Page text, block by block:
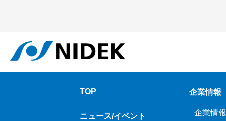
TOP
ニュース/イベント
企業情報
企業情報